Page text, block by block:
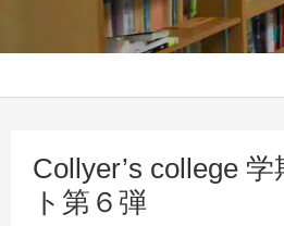
Collyer’s college
ト第６弾